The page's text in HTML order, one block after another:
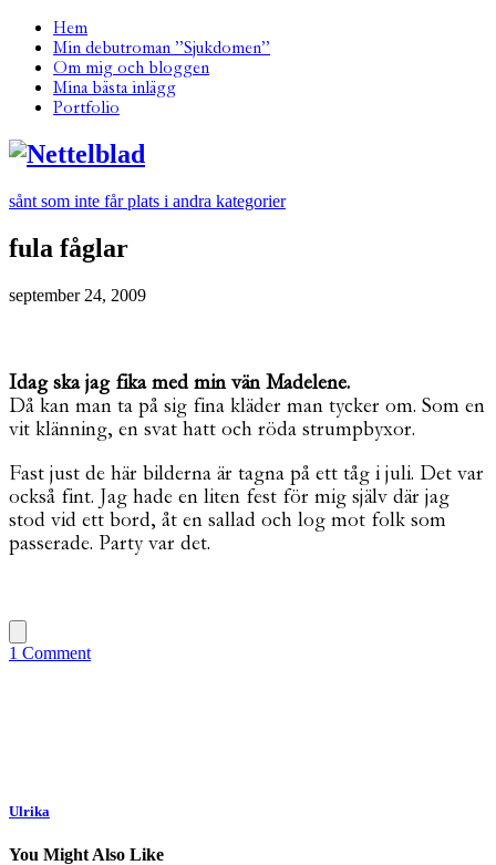
Hem
Min debutroman ”Sjukdomen”
Om mig och bloggen
Mina bästa inlägg
Portfolio
sånt som inte får plats i andra kategorier
fula fåglar
september 24, 2009
Idag ska jag fika med min vän Madelene.
Då kan man ta på sig fina kläder man tycker om. Som en
vit klänning, en svat hatt och röda strumpbyxor.
Fast just de här bilderna är tagna på ett tåg i juli. Det var
också fint. Jag hade en liten fest för mig själv där jag
stod vid ett bord, åt en sallad och log mot folk som
passerade. Party var det.
1 Comment
Ulrika
You Might Also Like